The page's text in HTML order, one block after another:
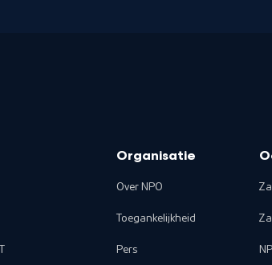
Organisatie
Over NPO
Toegankelijkheid
Pers